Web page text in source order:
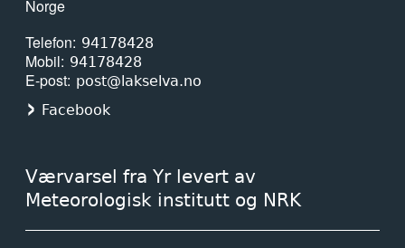
Norge
Telefon
94178428
Mobil 94178428
E-post post@lakselva.no
Facebook
Værvarsel fra Yr levert av
Meteorologisk institutt og NRK